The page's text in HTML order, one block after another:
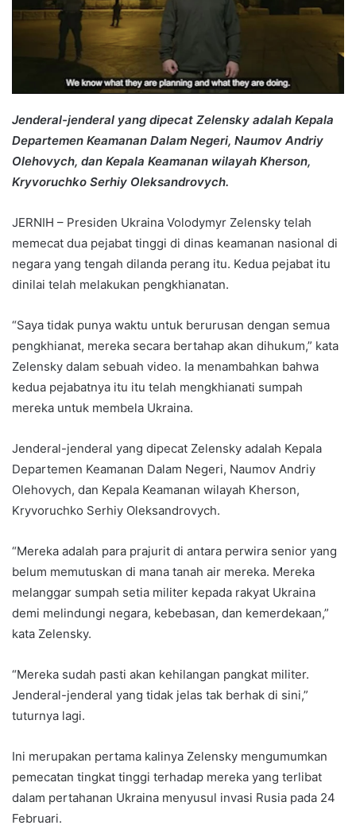
Jenderal-jenderal yang dipecat Zelensky adalah Kepala
Departemen Keamanan Dalam Negeri, Naumov Andriy
Olehovych, dan Kepala Keamanan wilayah Kherson,
Kryvoruchko Serhiy Oleksandrovych.
JERNIH – Presiden Ukraina Volodymyr Zelensky telah
memecat dua pejabat tinggi di dinas keamanan nasional di
negara yang tengah dilanda perang itu. Kedua pejabat itu
dinilai telah melakukan pengkhianatan.
“Saya tidak punya waktu untuk berurusan dengan semua
pengkhianat, mereka secara bertahap akan dihukum,” kata
Zelensky dalam sebuah video. Ia menambahkan bahwa
kedua pejabatnya itu itu telah mengkhianati sumpah
mereka untuk membela Ukraina.
Jenderal-jenderal yang dipecat Zelensky adalah Kepala
Departemen Keamanan Dalam Negeri, Naumov Andriy
Olehovych, dan Kepala Keamanan wilayah Kherson,
Kryvoruchko Serhiy Oleksandrovych.
“Mereka adalah para prajurit di antara perwira senior yang
belum memutuskan di mana tanah air mereka. Mereka
melanggar sumpah setia militer kepada rakyat Ukraina
demi melindungi negara, kebebasan, dan kemerdekaan,”
kata Zelensky.
“Mereka sudah pasti akan kehilangan pangkat militer.
Jenderal-jenderal yang tidak jelas tak berhak di sini,”
tuturnya lagi.
Ini merupakan pertama kalinya Zelensky mengumumkan
pemecatan tingkat tinggi terhadap mereka yang terlibat
dalam pertahanan Ukraina menyusul invasi Rusia pada 24
Februari.